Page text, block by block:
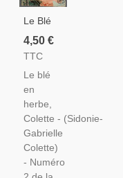
Le Blé
En
Herbe,
1957 -
Amours
Adolescentes,
Roman
D'amour,
4,50 €
TTC
Le blé
en
herbe,
Colette - (Sidonie-
Gabrielle
Colette)
- Numéro